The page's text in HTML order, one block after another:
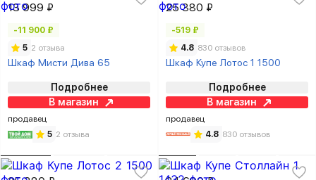
13 999 ₽
-11 900 ₽
5 2 отзыва
Шкаф Мисти Дива 65
Подробнее
В магазин
продавец
5 2 отзыва
25 380 ₽
-519 ₽
4.8 830 отзывов
Шкаф Купе Лотос 1 1500
Подробнее
В магазин
продавец
4.8 830 отзывов